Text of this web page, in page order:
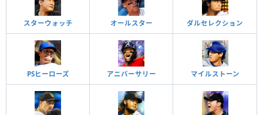
スターウォッチ オールスター ダルセレクション
PSヒーローズ アニバーサリー マイルストーン